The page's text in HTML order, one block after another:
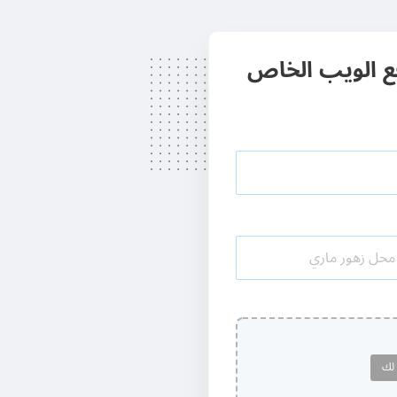
الويب الخاص
لك